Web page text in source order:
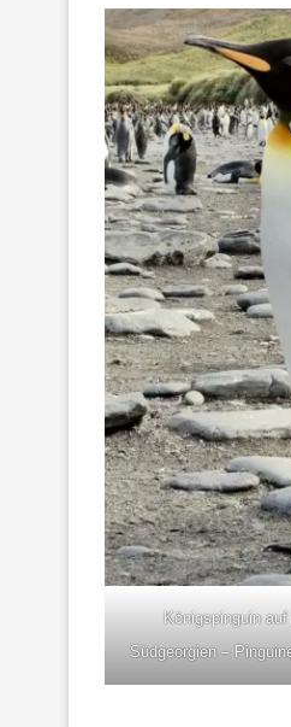
Königspinguin
Südgeorgien –